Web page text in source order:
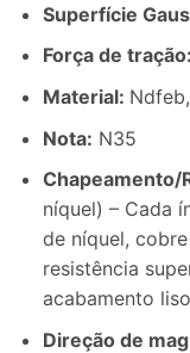
Superfície
Força de tração:
Material:
Nota: N35
Chapeamento/
níquel) – Cada
de níquel,
resistência
acabamento
Direção de